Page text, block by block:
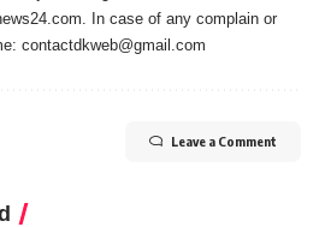
In case of any complain or
contactdkweb@gmail.com
Leave a Comment